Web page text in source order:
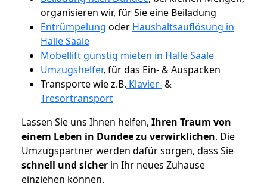
organisieren wir, für Sie eine Beiladung
Entrümpelung oder Haushaltsauflösung in
Halle Saale
Möbellift günstig mieten in Halle Saale
Umzugshelfer, für das Ein- & Auspacken
Transporte wie z.B. Klavier-&
Tresortransport
Lassen Sie uns Ihnen helfen, Ihren Traum von
einem Leben in Dundee zu verwirklichen. Die
Umzugspartner werden dafür sorgen, dass Sie
schnell und sicher in Ihr neues Zuhause
einziehen können.